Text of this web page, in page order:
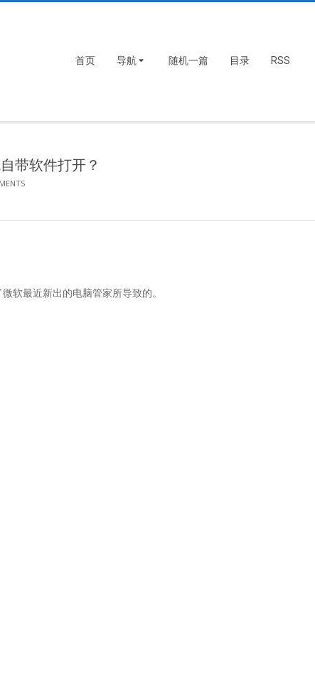
首页 导航 随机一篇 目录 RSS
带软件打开？
软最近新出的电脑管家所导致的。